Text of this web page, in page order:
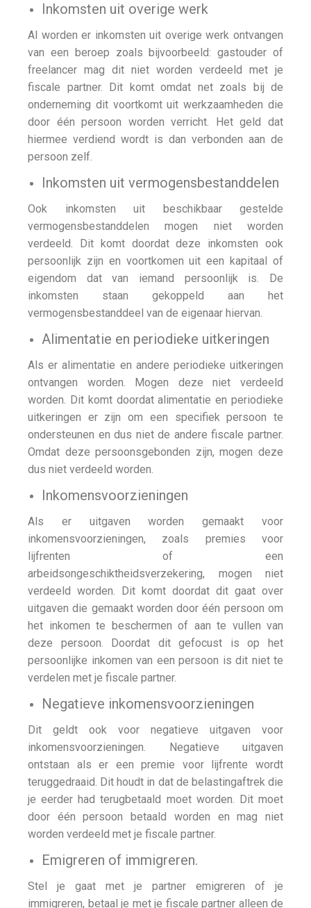
Inkomsten uit overige werk
Al worden er inkomsten uit overige werk ontvangen
van een beroep zoals bijvoorbeeld: gastouder of
freelancer mag dit niet worden verdeeld met je
fiscale partner. Dit komt omdat net zoals bij de
onderneming dit voortkomt uit werkzaamheden die
door één persoon worden verricht. Het geld dat
hiermee verdiend wordt is dan verbonden aan de
persoon zelf.
Inkomsten uit vermogensbestanddelen
Ook inkomsten uit beschikbaar gestelde
vermogensbestanddelen mogen niet worden
verdeeld. Dit komt doordat deze inkomsten ook
persoonlijk zijn en voortkomen uit een kapitaal of
eigendom dat van iemand persoonlijk is. De
inkomsten staan gekoppeld aan het
vermogensbestanddeel van de eigenaar hiervan.
Alimentatie en periodieke uitkeringen
Als er alimentatie en andere periodieke uitkeringen
ontvangen worden. Mogen deze niet verdeeld
worden. Dit komt doordat alimentatie en periodieke
uitkeringen er zijn om een specifiek persoon te
ondersteunen en dus niet de andere fiscale partner.
Omdat deze persoonsgebonden zijn, mogen deze
dus niet verdeeld worden.
Inkomensvoorzieningen
Als er uitgaven worden gemaakt voor
inkomensvoorzieningen, zoals premies voor
lijfrenten of een
arbeidsongeschiktheidsverzekering, mogen niet
verdeeld worden. Dit komt doordat dit gaat over
uitgaven die gemaakt worden door één persoon om
het inkomen te beschermen of aan te vullen van
deze persoon. Doordat dit gefocust is op het
persoonlijke inkomen van een persoon is dit niet te
verdelen met je fiscale partner.
Negatieve inkomensvoorzieningen
Dit geldt ook voor negatieve uitgaven voor
inkomensvoorzieningen. Negatieve uitgaven
ontstaan als er een premie voor lijfrente wordt
teruggedraaid. Dit houdt in dat de belastingaftrek die
je eerder had terugbetaald moet worden. Dit moet
door één persoon betaald worden en mag niet
worden verdeeld met je fiscale partner.
Emigreren of immigreren.
Stel je gaat met je partner emigreren of je
immigreren, betaal je met je fiscale partner alleen de